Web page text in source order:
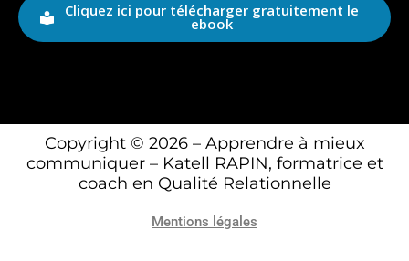
Cliquez ici pour télécharger gratuitement le
ebook
Copyright © 2026 – Apprendre à mieux
communiquer – Katell RAPIN, formatrice et
coach en Qualité Relationnelle
Mentions légales